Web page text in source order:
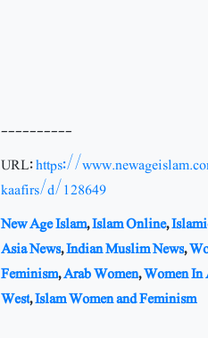
----------
URL:https://
kaafirs/d/128649
New Age Islam,Islam Online,
Asia News,Indian Muslim News,
Feminism,Arab Women,Women In
West,Islam Women and Feminism